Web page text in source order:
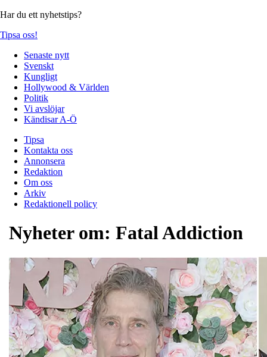
Har du ett nyhetstips?
Tipsa oss!
Senaste nytt
Svenskt
Kungligt
Hollywood & Världen
Politik
Vi avslöjar
Kändisar A-Ö
Tipsa
Kontakta oss
Annonsera
Redaktion
Om oss
Arkiv
Redaktionell policy
Nyheter om: Fatal Addiction